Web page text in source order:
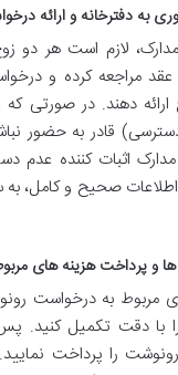
به دفترخانه و ارائه
لازم است هر دو
عقد مراجعه کرده و
دهند. در صورتی که
قادر به حضور
اثبات کننده عدم
اطلاعات صحیح و کامل،
و پرداخت هزینه های
مربوط به درخواست
با دقت تکمیل کنید. پس
را پرداخت نمایید.